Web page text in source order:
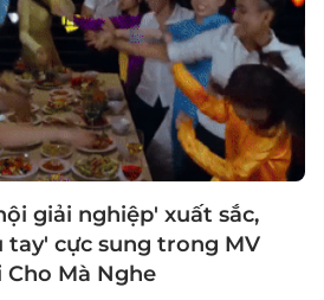
giải nghiệp' xuất sắc,
tay' cực sung trong MV
Mà Nghe